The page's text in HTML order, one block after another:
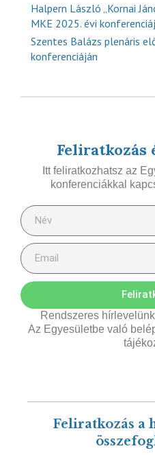
Halpern László „Kornai
MKE 2025. évi
Szentes Balázs plenáris
konferenciáján
Feliratkozás
Itt feliratkozhatsz az
konferenciákkal
Rendszeres
Az Egyesületbe való
Feliratkozás a